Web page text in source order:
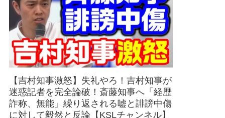
【吉村知事激怒】失礼やろ！吉村知事が
迷惑記者を完全論破！斎藤知事へ「経歴
詐称、無能」繰り返される嘘と誹謗中傷
に対して毅然と反論【KSLチャンネル】